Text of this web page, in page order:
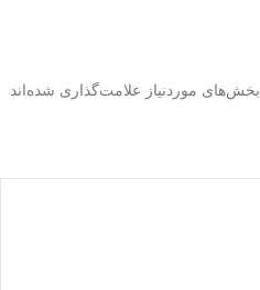
بخش‌های موردنیاز علامت‌گذاری شده‌اند